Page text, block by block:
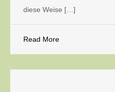
diese Weise […]
Read More